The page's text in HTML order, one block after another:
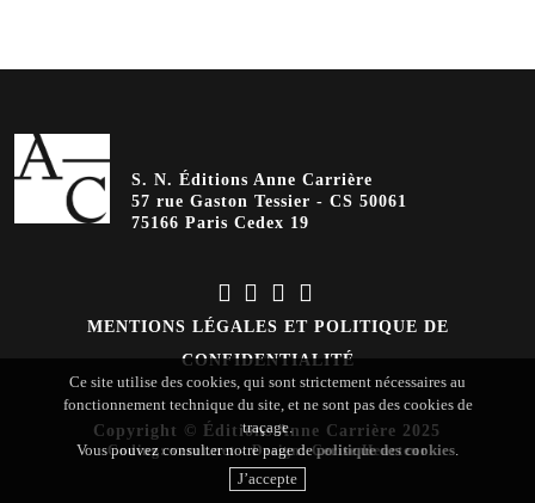
S. N. Éditions Anne Carrière
57 rue Gaston Tessier - CS 50061
75166 Paris Cedex 19
MENTIONS LÉGALES ET POLITIQUE DE
CONFIDENTIALITÉ
Copyright © Éditions Anne Carrière 2025
Coding:verot.net-Design:Cerise Heurteur
Ce site utilise des cookies, qui sont strictement nécessaires au
fonctionnement technique du site, et ne sont pas des cookies de
traçage.
Vous pouvez consulter notre page depolitique des cookies.